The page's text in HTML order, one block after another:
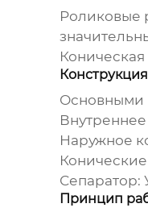
Роликовые
Основными
Наружное
Сепаратор:
Принцип